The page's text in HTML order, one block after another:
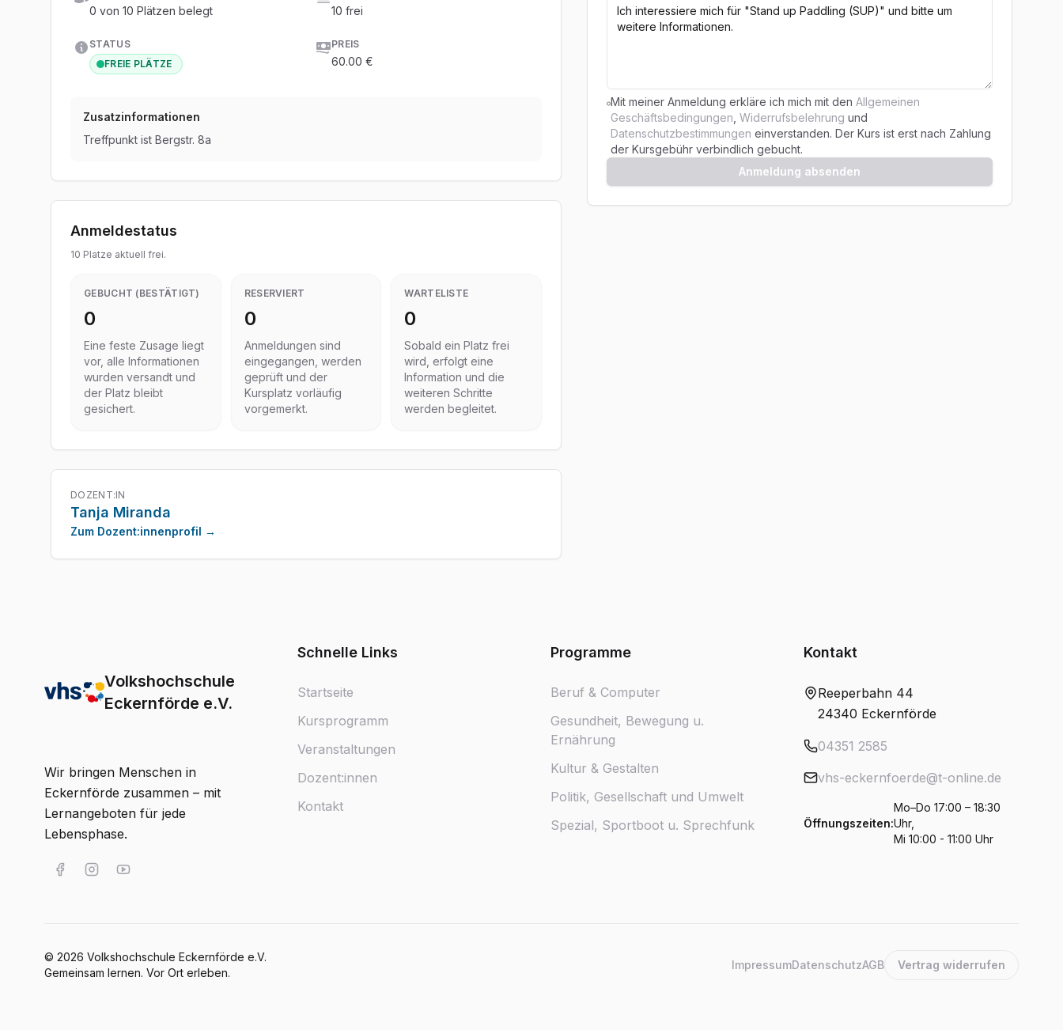
0 von 10 Plätzen belegt 10 frei
STATUS
FREIE PLÄTZE
PREIS
60.00 €
Zusatzinformationen
Treffpunkt ist Bergstr. 8a
Anmeldestatus
10 Platze aktuell frei.
GEBUCHT (BESTÄTIGT)
0
Eine feste Zusage liegt
vor, alle Informationen
wurden versandt und
der Platz bleibt
gesichert.
RESERVIERT
0
Anmeldungen sind
eingegangen, werden
geprüft und der
Kursplatz vorläufig
vorgemerkt.
WARTELISTE
0
Sobald ein Platz frei
wird, erfolgt eine
Information und die
weiteren Schritte
werden begleitet.
DOZENT:IN
Tanja Miranda
Zum Dozent:innenprofil →
Mit meiner Anmeldung erkläre ich mich mit den Allgemeinen
Geschäftsbedingungen Widerrufsbelehrung und
Datenschutzbestimmungen einverstanden. Der Kurs ist erst nach Zahlung
der Kursgebühr verbindlich gebucht.
Anmeldung absenden
Volkshochschule
Eckernförde e.V.
Wir bringen Menschen in
Eckernförde zusammen – mit
Lernangeboten für jede
Lebensphase.
Schnelle Links
Startseite
Kursprogramm
Veranstaltungen
Dozent:innen
Kontakt
Programme
Beruf & Computer
Gesundheit, Bewegung u.
Ernährung
Kultur & Gestalten
Politik, Gesellschaft und Umwelt
Spezial, Sportboot u. Sprechfunk
Kontakt
Reeperbahn 44
24340 Eckernförde
04351 2585
vhs-eckernfoerde@t-online.de
Öffnungszeiten:
Mo–Do 17:00 – 18:30
Uhr,
Mi 10:00 - 11:00 Uhr
© 2026 Volkshochschule Eckernförde e.V.
Gemeinsam lernen. Vor Ort erleben.
ImpressumDatenschutzAGB Vertrag widerrufen